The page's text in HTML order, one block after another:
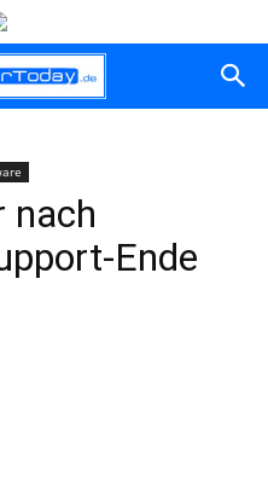
nach
Ende